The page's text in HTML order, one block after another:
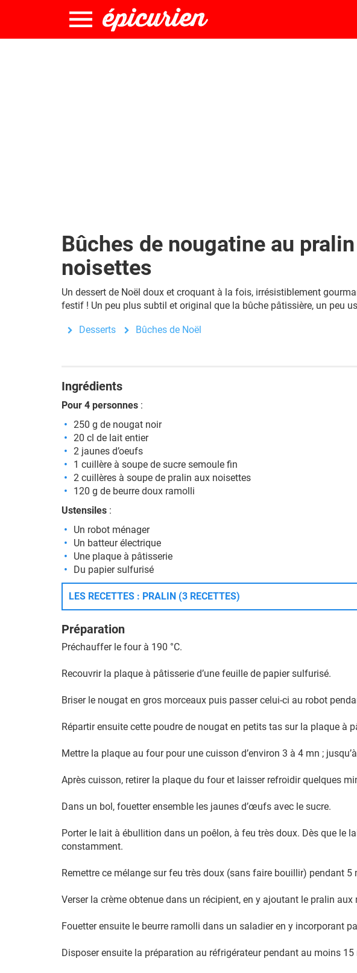
Bûches de nougatine au
noisettes
Un dessert de Noël doux et croquant à la fois, irrésistiblement
festif ! Un peu plus subtil et original que la bûche pâtissière, un peu
Desserts Bûches de Noël
Ingrédients
Pour 4 personnes :
250 g de nougat noir
20 cl de lait entier
2 jaunes d’oeufs
1 cuillère à soupe de sucre semoule fin
2 cuillères à soupe de pralin aux noisettes
120 g de beurre doux ramolli
Ustensiles :
Un robot ménager
Un batteur électrique
Une plaque à pâtisserie
Du papier sulfurisé
LES RECETTES : PRALIN (3 RECETTES)
Préparation
Préchauffer le four à 190 °C.
Recouvrir la plaque à pâtisserie d’une feuille de papier sulfurisé.
Briser le nougat en gros morceaux puis passer celui-ci au robot
Répartir ensuite cette poudre de nougat en petits tas sur la plaque à
Mettre la plaque au four pour une cuisson d’environ 3 à 4 mn ;
Après cuisson, retirer la plaque du four et laisser refroidir quelques
Dans un bol, fouetter ensemble les jaunes d’œufs avec le sucre.
Porter le lait à ébullition dans un poêlon, à feu très doux. Dès que le
constamment.
Remettre ce mélange sur feu très doux (sans faire bouillir) pendant 5
Verser la crème obtenue dans un récipient, en y ajoutant le pralin
Fouetter ensuite le beurre ramolli dans un saladier en y incorporant
Disposer ensuite la préparation au réfrigérateur pendant au moins 15